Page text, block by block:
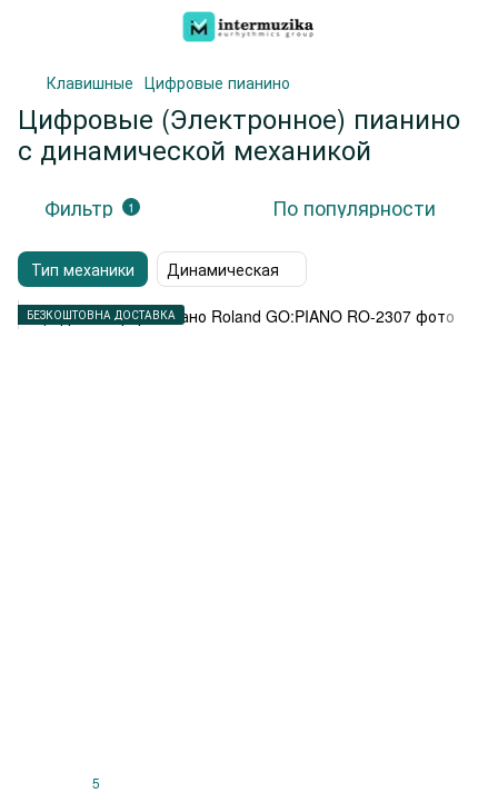
Клавишные Цифровые пианино
Цифровые (Электронное) пианино
с динамической механикой
Фильтр 1 По популярности
Тип механики Динамическая
БЕЗКОШТОВНА ДОСТАВКА
5